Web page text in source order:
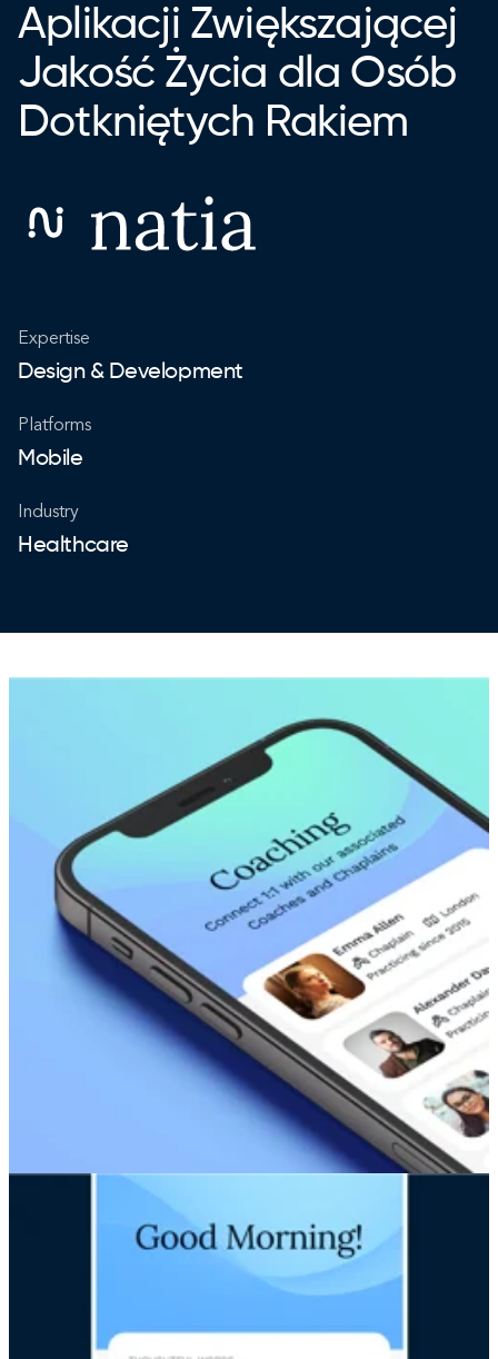
Aplikacji Zwiększającej
Jakość Życia dla Osób
Dotkniętych Rakiem
Expertise
Design & Development
Platforms
Mobile
Industry
Healthcare